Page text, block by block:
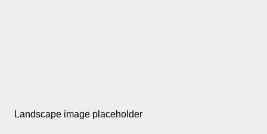
Landscape image placeholder